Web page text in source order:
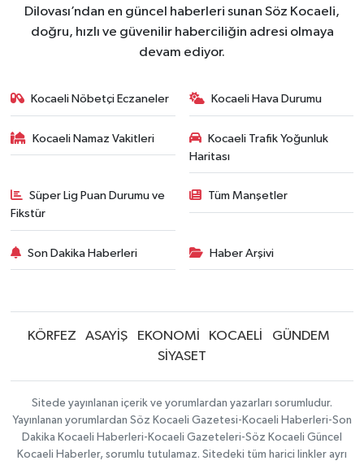
Dilovası’ndan en güncel haberleri sunan Söz Kocaeli,
doğru, hızlı ve güvenilir haberciliğin adresi olmaya
devam ediyor.
Kocaeli Nöbetçi Eczaneler Kocaeli Hava Durumu
Kocaeli Namaz Vakitleri
Kocaeli Trafik Yoğunluk
Haritası
Süper Lig Puan Durumu ve
Fikstür
Tüm Manşetler
Son Dakika Haberleri Haber Arşivi
KÖRFEZ ASAYİŞ EKONOMİ KOCAELİ
GÜNDEM
SİYASET
Sitede yayınlanan içerik ve yorumlardan yazarları sorumludur.
Yayınlanan yorumlardan Söz Kocaeli Gazetesi-Kocaeli Haberleri-Son
Dakika Kocaeli Haberleri-Kocaeli Gazeteleri-Söz Kocaeli Güncel
Kocaeli Haberler, sorumlu tutulamaz. Sitedeki tüm harici linkler ayrı